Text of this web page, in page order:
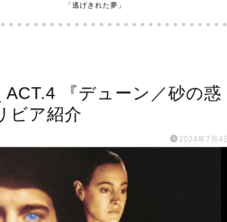
「逃げきれた夢」
『デューン／砂の惑
ビア紹介
2024年7月4